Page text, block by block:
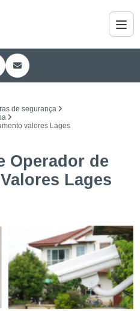
de segurança
valores Lages
Operador de
Lages